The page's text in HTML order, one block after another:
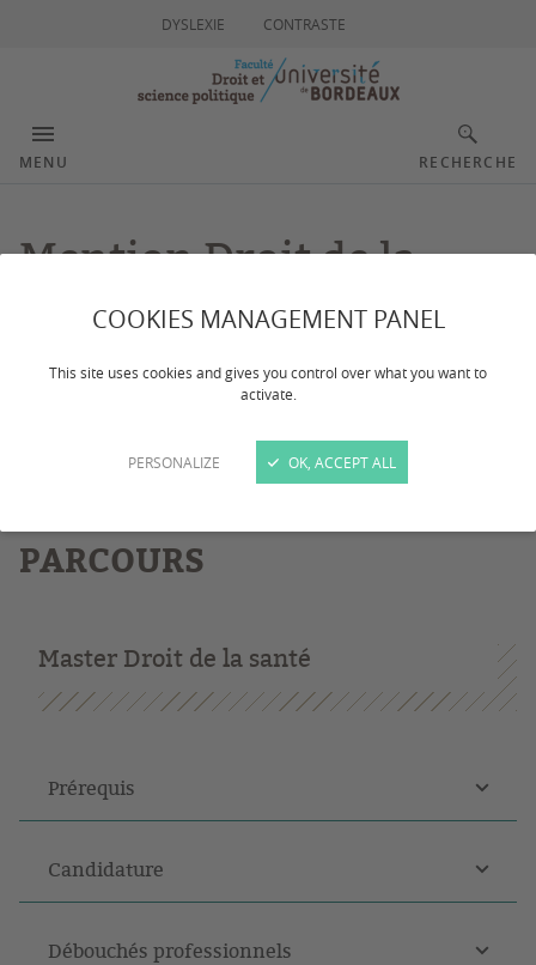
COOKIES MANAGEMENT PANEL
This site uses cookies and gives you control over what you want to
activate.
PERSONALIZE OK, ACCEPT ALL
DYSLEXIE CONTRASTE
MENU RECHERCHE
Mention Droit de la
santé
le 16/06/2026
CONTACTS
PARCOURS
Master Droit de la santé
Prérequis
Candidature
Débouchés professionnels